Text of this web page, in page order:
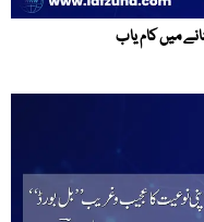
میں کام یاب